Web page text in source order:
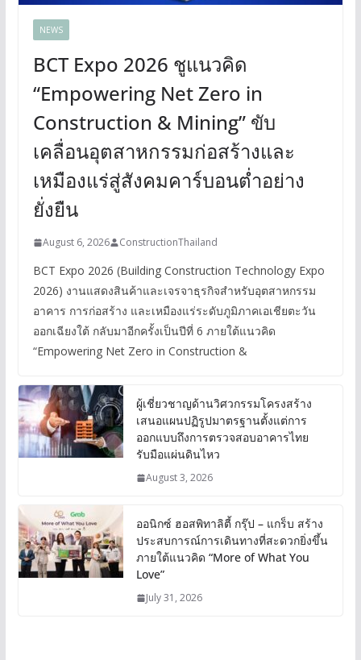
NEWS
BCT Expo 2026 ชูแนวคิด
“Empowering Net Zero in
Construction & Mining” ขับ
เคลื่อนอุตสาหกรรมก่อสร้างและ
เหมืองแร่สู่สังคมคาร์บอนต่ำอย่าง
ยั่งยืน
August 6, 2026 ConstructionThailand
BCT Expo 2026 (Building Construction Technology Expo
2026) งานแสดงสินค้าและเจรจาธุรกิจสำหรับอุตสาหกรรม
อาคาร การก่อสร้าง และเหมืองแร่ระดับภูมิภาคเอเชียตะวัน
ออกเฉียงใต้ กลับมาอีกครั้งเป็นปีที่ 6 ภายใต้แนวคิด
“Empowering Net Zero in Construction &
ผู้เชี่ยวชาญด้านวิศวกรรมโครงสร้าง
เสนอแผนปฏิรูปมาตรฐานตั้งแต่การ
ออกแบบถึงการตรวจสอบอาคารไทย
รับมือแผ่นดินไหว
August 3, 2026
ออนิกซ์ ฮอสพิทาลิตี้ กรุ๊ป – แกร็บ สร้าง
ประสบการณ์การเดินทางที่สะดวกยิ่งขึ้น
ภายใต้แนวคิด “More of What You
Love”
July 31, 2026